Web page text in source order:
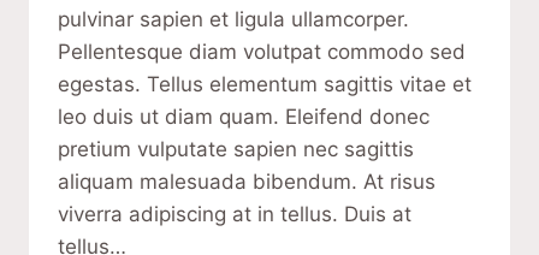
pulvinar sapien et ligula ullamcorper.
Pellentesque diam volutpat commodo sed
egestas. Tellus elementum sagittis vitae et
leo duis ut diam quam. Eleifend donec
pretium vulputate sapien nec sagittis
aliquam malesuada bibendum. At risus
viverra adipiscing at in tellus. Duis at
tellus…